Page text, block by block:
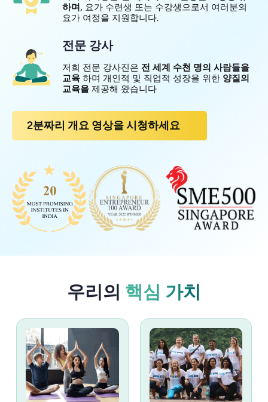
하며, 요가 수련생 또는 수강생으로서 여러분의
요가 여정을 지원합니다.
전문 강사
저희 전문 강사진은 전 세계 수천 명의 사람들을
교육 하며 개인적 및 직업적 성장을 위한 양질의
교육을 제공해 왔습니다
2분짜리 개요 영상을 시청하세요
우리의 핵심 가치